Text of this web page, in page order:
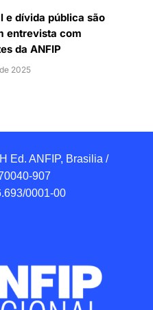
e dívida pública são
entrevista com
da ANFIP
2025
Ed. ANFIP, Brasilia /
907
0001-00